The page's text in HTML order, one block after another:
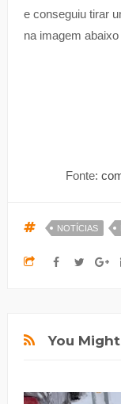
e conseguiu tirar
na imagem
Fonte:
NOTÍCIAS
You